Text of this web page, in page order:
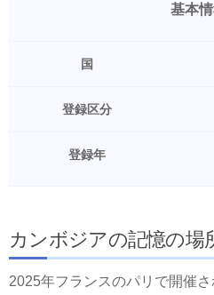
基本
国
登録区分
登録年
カンボジアの記憶の場
2025年フランスのパリで開催